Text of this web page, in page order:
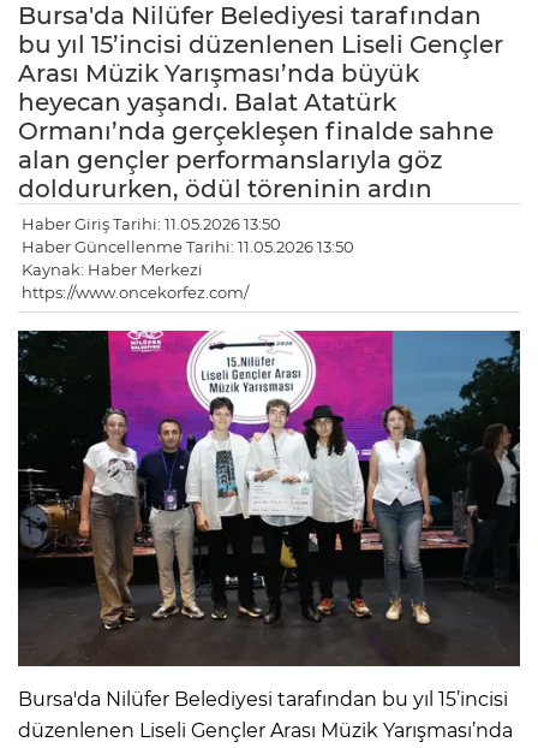
Bursa'da Nilüfer Belediyesi tarafından
bu yıl 15’incisi düzenlenen Liseli Gençler
Arası Müzik Yarışması’nda büyük
heyecan yaşandı. Balat Atatürk
Ormanı’nda gerçekleşen finalde sahne
alan gençler performanslarıyla göz
doldururken, ödül töreninin ardın
Haber Giriş Tarihi: 11.05.2026 13:50
Haber Güncellenme Tarihi: 11.05.2026 13:50
Kaynak: Haber Merkezi
https://www.oncekorfez.com/
Bursa'da Nilüfer Belediyesi tarafından bu yıl 15’incisi
düzenlenen Liseli Gençler Arası Müzik Yarışması’nda